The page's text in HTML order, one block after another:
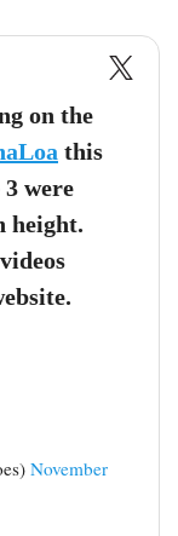
on the
this
were
height.
November